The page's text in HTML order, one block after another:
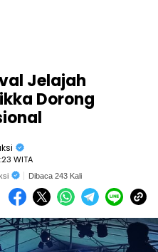
Jelajah
Dorong
WITA
Dibaca 243 Kali